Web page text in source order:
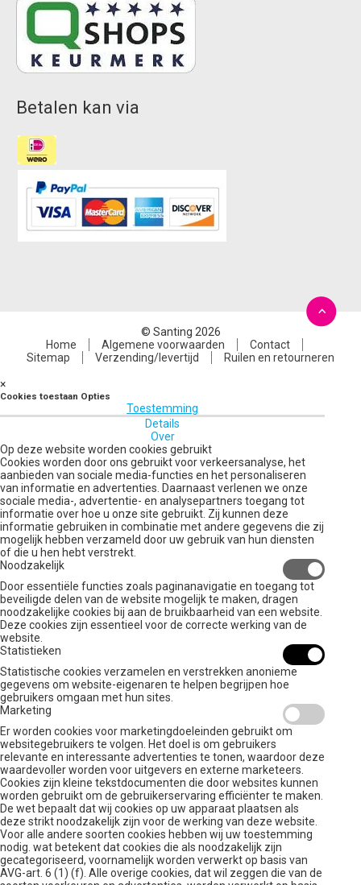
Betalen kan via
© Santing 2026
Home
Algemene voorwaarden
Contact
Sitemap
Verzending/levertijd Ruilen en retourneren
×
Cookies toestaan Opties
Toestemming
Details
Over
Op deze website worden cookies gebruikt
Cookies worden door ons gebruikt voor verkeersanalyse, het
aanbieden van sociale media-functies en het personaliseren
van informatie en advertenties. Daarnaast verlenen we onze
sociale media-, advertentie- en analysepartners toegang tot
informatie over hoe u onze site gebruikt. Zij kunnen deze
informatie gebruiken in combinatie met andere gegevens die zij
mogelijk hebben verzameld door uw gebruik van hun diensten
of die u hen hebt verstrekt.
Noodzakelijk
Door essentiële functies zoals paginanavigatie en toegang tot
beveiligde delen van de website mogelijk te maken, dragen
noodzakelijke cookies bij aan de bruikbaarheid van een website.
Deze cookies zijn essentieel voor de correcte werking van de
website.
Statistieken
Statistische cookies verzamelen en verstrekken anonieme
gegevens om website-eigenaren te helpen begrijpen hoe
gebruikers omgaan met hun sites.
Marketing
Er worden cookies voor marketingdoeleinden gebruikt om
websitegebruikers te volgen. Het doel is om gebruikers
relevante en interessante advertenties te tonen, waardoor deze
waardevoller worden voor uitgevers en externe marketeers.
Cookies zijn kleine tekstdocumenten die door websites kunnen
worden gebruikt om de gebruikerservaring efficiënter te maken.
De wet bepaalt dat wij cookies op uw apparaat plaatsen als
deze strikt noodzakelijk zijn voor de werking van deze website.
Voor alle andere soorten cookies hebben wij uw toestemming
nodig. wat betekent dat cookies die als noodzakelijk zijn
gecategoriseerd, voornamelijk worden verwerkt op basis van
AVG-art. 6 (1) (f). Alle overige cookies, dat wil zeggen die van de